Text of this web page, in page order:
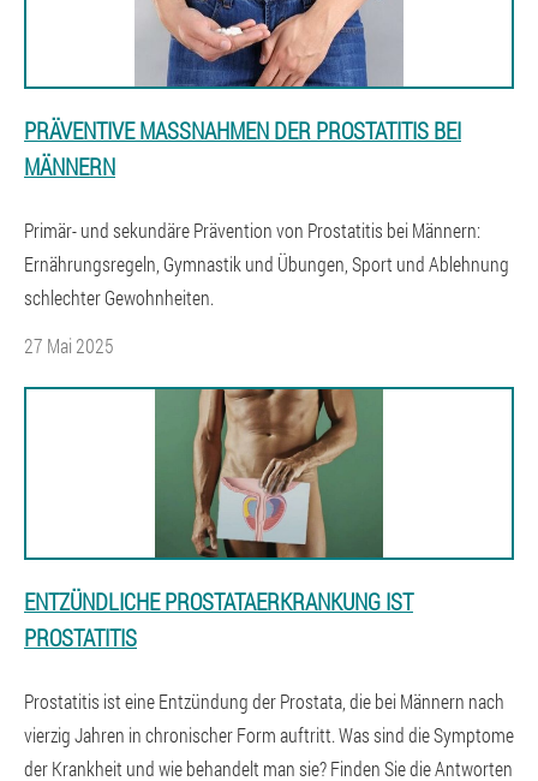
PRÄVENTIVE MASSNAHMEN DER PROSTATITIS BEI M
ÄNNERN
Primär- und sekundäre Prävention von Prostatitis bei Männern:
Ernährungsregeln, Gymnastik und Übungen, Sport und Ablehnung
schlechter Gewohnheiten.
27 Mai 2025
ENTZÜNDLICHE PROSTATAERKRANKUNG IST
PROSTATITIS
Prostatitis ist eine Entzündung der Prostata, die bei Männern nach
vierzig Jahren in chronischer Form auftritt. Was sind die Symptome
der Krankheit und wie behandelt man sie? Finden Sie die Antworten